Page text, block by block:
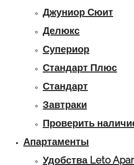
Джуниор Сюит
Делюкс
Супериор
Стандарт Плюс
Стандарт
Завтраки
Проверить
Апартаменты
Удобства Leto